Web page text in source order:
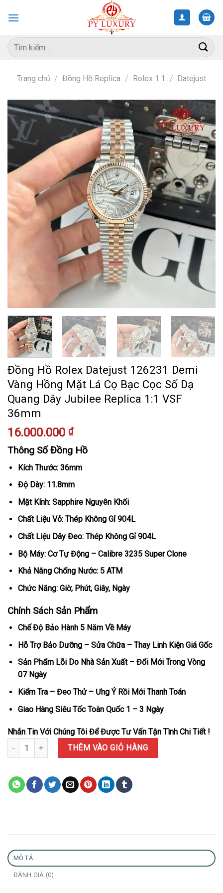
Tìm
kiếm:
Trang chủ / Đồng Hồ Replica / Rolex 1:1 / Datejust
Đồng Hồ Rolex Datejust 126231 Demi
Vàng Hồng Mặt Lá Cọ Bạc Cọc Số Dạ
Quang Dây Jubilee Replica 1:1 VSF
36mm
16.000.000 ₫
Thông Số Đồng Hồ
Kích Thước: 36mm
Độ Dày: 11.8mm
Mặt Kính: Sapphire Nguyên Khối
Chất Liệu Vỏ: Thép Không Gỉ 904L
Chất Liệu Dây Đeo: Thép Không Gỉ 904L
Bộ Máy: Cơ Tự Động – Calibre 3235 Super Clone
Khả Năng Chống Nước: 5 ATM
Chức Năng: Giờ, Phút, Giây, Ngày
Chính Sách Sản Phẩm
Chế Độ Bảo Hành 5 Năm Về Máy
Hỗ Trợ Bảo Dưỡng – Sửa Chữa – Thay Linh Kiện Giá Gốc
Sản Phẩm Lỗi Do Nhà Sản Xuất – Đổi Mới Trong Vòng
07 Ngày
Kiểm Tra – Đeo Thử – Ưng Ý Rồi Mới Thanh Toán
Giao Hàng Siêu Tốc Toàn Quốc 1 – 3 Ngày
Nhắn Tin Với Chúng Tôi Để Được Tư Vấn Tận Tình Chi Tiết !
Đồng Hồ Rolex Datejust 126231 Demi Vàng Hồng Mặt Lá Cọ Bạc
THÊM VÀO GIỎ HÀNG
MÔ TẢ
ĐÁNH GIÁ (0)